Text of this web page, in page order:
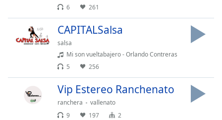
Font
6
261
CAPITALSalsa
salsa
Mi son vueltabajero - Orlando Contreras
5
256
Vip Estereo Ranchenato
ranchera
vallenato
9
197 2